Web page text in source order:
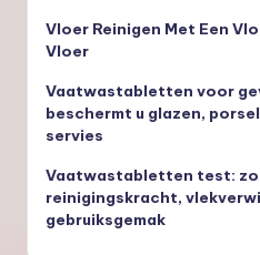
Vloer Reinigen Met Een
Vloer
Vaatwastabletten voor
beschermt u glazen,
servies
Vaatwastabletten test: zo
reinigingskracht,
gebruiksgemak